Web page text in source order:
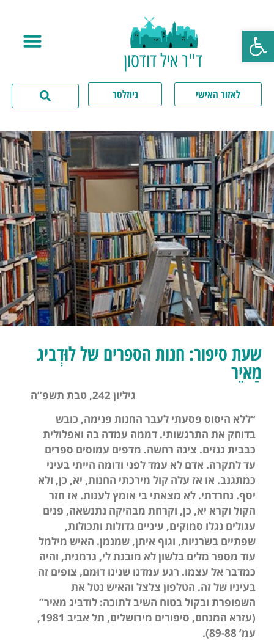
פתח סרגל נגישות
ד"ר איל דודסון
לאזור האישי ניוזלטר
שעת סיפור: חנות הספרים של לוּדְביג
מַאיֵר
גיליון 242, טבת תשפ”ה
“ללא היסוס פסעתי לעבר החנות פנימה, כובש
בדוחק את התרגשותי. דממה עמדה בה ואפלולית
כבבית גנזים. צינה רחשה. מדפים עמוסים ספרים
עד לתקרה. אדם לא עמד לפני ודומה הייתי בעיני
כמתגנב. או אז עלה קול מירכתי החנות, יא, כן, ולא
יסף. נחרדתי. לא מצאתי בי אומץ לענות. אז חזר
הקול וקרא יא, כן, וקרחת מבהיקה נתנשׂאה, פנים
עגולים נגלו סמוקים, עיניים גדולות ותכולות,
שפתיים בשׂרניות, וגוף איתן, שמנמן. האיש מילמל
עוד מספר מלים בלשון לא מובנת לי, גרמנית, והיה
כמדבר אל עצמו. רגע עמדנו שנינו דוּמם, צופים זה
בעיניו של זה. הטלפון צלצל והאיש נטל את
השפופרת ובקול בטוח השיב לתוכה: לודביג מאיר”
(עזרא המנחם, סיפורים מירושלים, תל אביב 1981,
עמ’ 89-88).